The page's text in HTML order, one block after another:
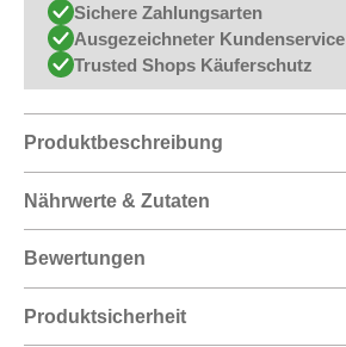
Sichere Zahlungsarten
Ausgezeichneter Kundenservice
Trusted Shops Käuferschutz
Produktbeschreibung
Nährwerte & Zutaten
Bewertungen
Produktsicherheit